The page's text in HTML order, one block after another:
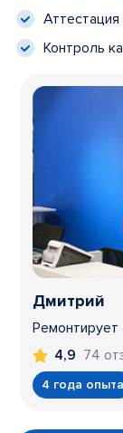
Контроль
Дмитрий
4,9 74
4 года опыта